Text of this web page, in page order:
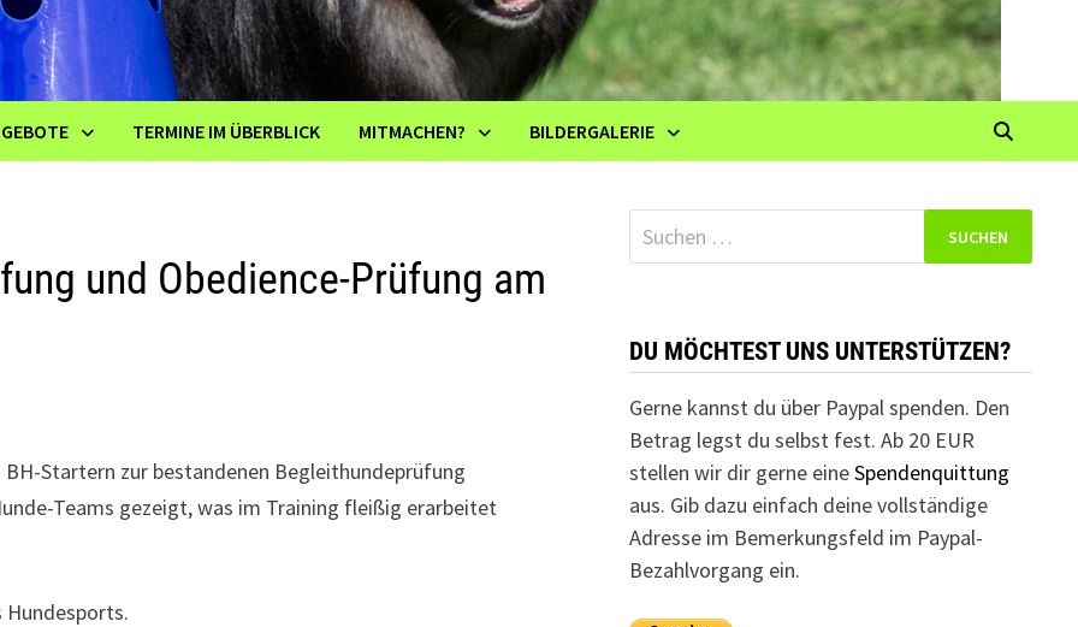
TERMINE IM ÜBERBLICK MITMACHEN? BILDERGALERIE
und Obedience-Prüfung am
Startern zur bestandenen Begleithundeprüfung
Teams gezeigt, was im Training fleißig erarbeitet
Hundesports.
Suchen
nach:
DU MÖCHTEST UNS UNTERSTÜTZEN?
Gerne kannst du über Paypal spenden. Den
Betrag legst du selbst fest. Ab 20 EUR
stellen wir dir gerne eineSpendenquittung
aus. Gib dazu einfach deine vollständige
Adresse im Bemerkungsfeld im Paypal-
Bezahlvorgang ein.